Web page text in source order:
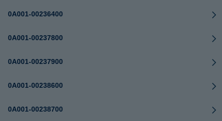
0A001-00236400
0A001-00237800
0A001-00237900
0A001-00238600
0A001-00238700